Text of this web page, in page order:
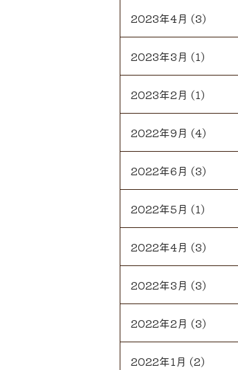
2023年4月 (3)
2023年3月 (1)
2023年2月 (1)
2022年9月 (4)
2022年6月 (3)
2022年5月 (1)
2022年4月 (3)
2022年3月 (3)
2022年2月 (3)
2022年1月 (2)